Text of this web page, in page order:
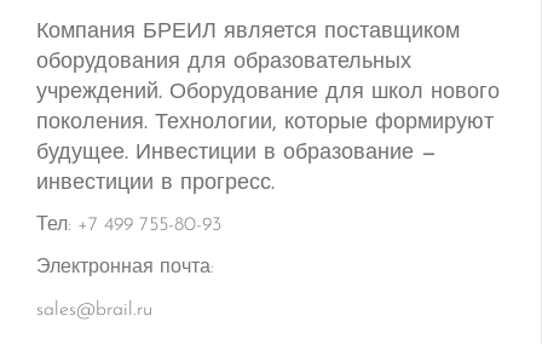
Компания БРЕИЛ является поставщиком
оборудования для образовательных
учреждений. Оборудование для школ нового
поколения. Технологии, которые формируют
будущее. Инвестиции в образование —
инвестиции в прогресс.
Тел: +7 499 755-80-93
Электронная почта:
sales@brail.ru